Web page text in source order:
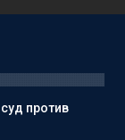
против